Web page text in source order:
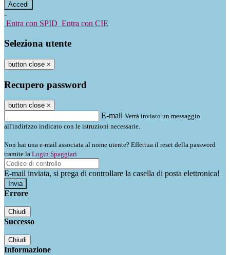
-
Entra con SPID Entra con CIE
Seleziona utente
button close ×
Recupero password
button close ×
E-mail Verrà inviato un messaggio
all'indirizzo indicato con le istruzioni necessarie.
Non hai una e-mail associata al nome utente? Effettua il reset della password
tramite la Login Spaggiari
E-mail inviata, si prega di controllare la casella di posta elettronica!
Errore
Chiudi
Successo
Chiudi
Informazione